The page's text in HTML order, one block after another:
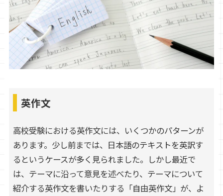
英作文
高校受験における英作文には、いくつかのパターンが
あります。少し前までは、日本語のテキストを英訳す
るというケースが多く見られました。しかし最近で
は、テーマに沿って意見を述べたり、テーマについて
紹介する英作文を書いたりする「自由英作文」が、よ